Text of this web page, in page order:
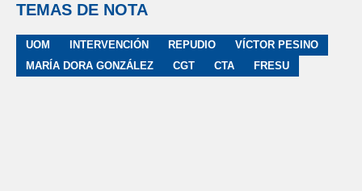
TEMAS DE NOTA
UOM INTERVENCIÓN REPUDIO
VÍCTOR PESINO
MARÍA DORA GONZÁLEZ
CGT CTA FRESU